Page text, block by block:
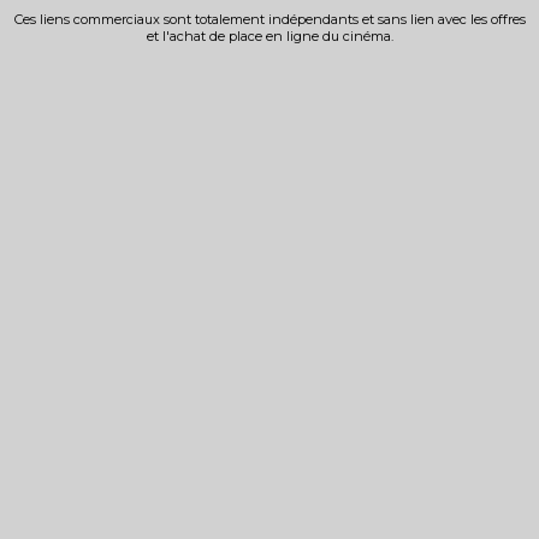
Ces liens commerciaux sont totalement indépendants et sans lien avec les offres
et l'achat de place en ligne du cinéma.